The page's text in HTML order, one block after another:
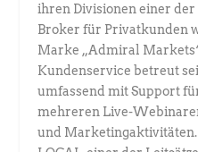
ihren Divisionen einer der
Broker für Privatkunden
Marke „Admiral
Kundenservice betreut
umfassend mit Support
mehreren Live-
und